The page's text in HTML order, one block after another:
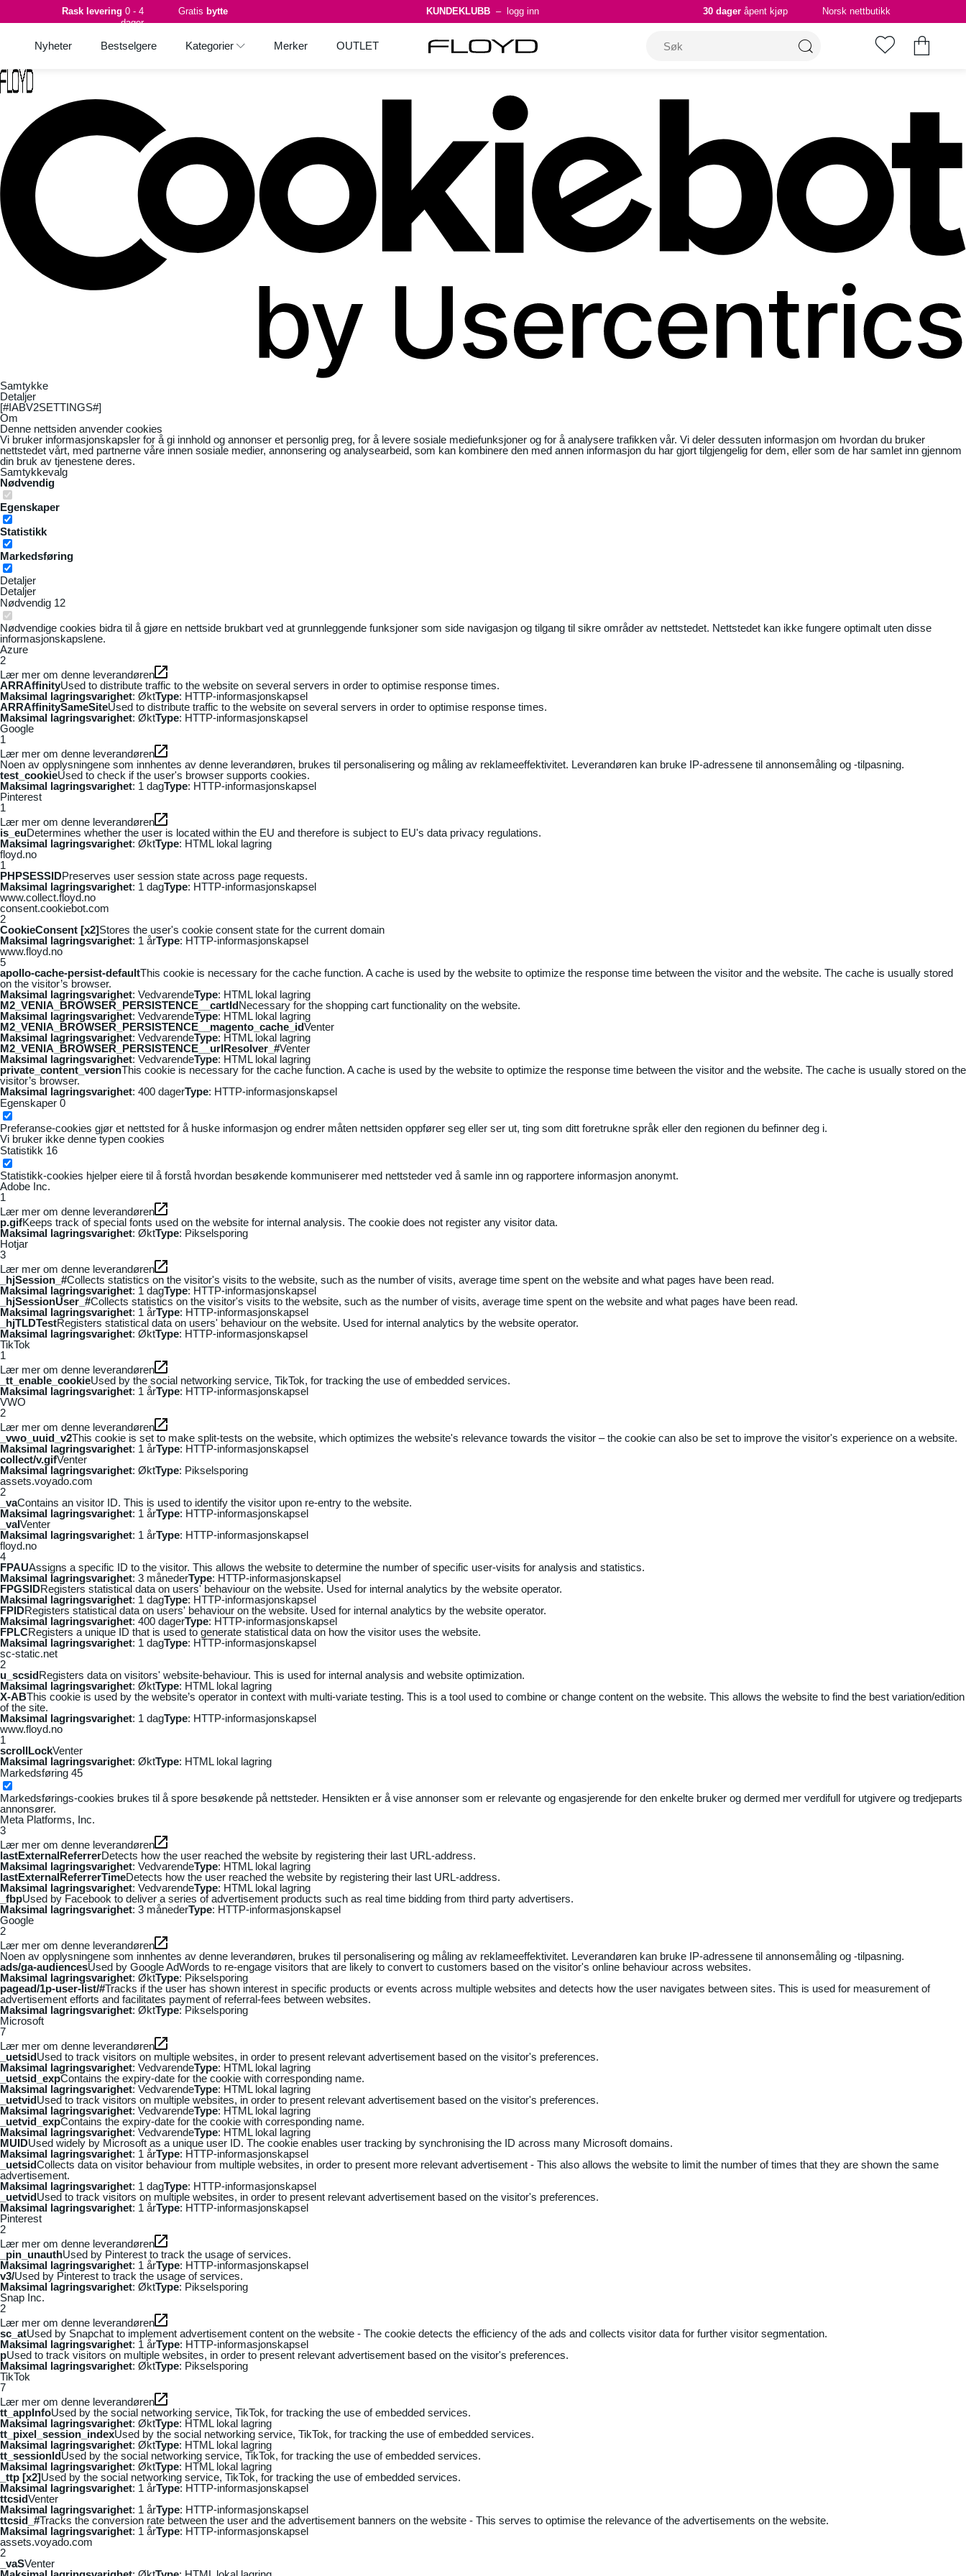
Samtykke
Detaljer
[#IABV2SETTINGS#]
Om
Denne nettsiden anvender cookies
Vi bruker informasjonskapsler for å gi innhold og annonser et personlig preg, for å levere sosiale mediefunksjoner og for å analysere trafikken vår. Vi deler dessuten informasjon om hvordan du bruker
nettstedet vårt, med partnerne våre innen sosiale medier, annonsering og analysearbeid, som kan kombinere den med annen informasjon du har gjort tilgjengelig for dem, eller som de har samlet inn gjennom
din bruk av tjenestene deres.
Samtykkevalg
Nødvendig
Egenskaper
Statistikk
Markedsføring
Detaljer
Detaljer
Nødvendig 12
Nødvendige cookies bidra til å gjøre en nettside brukbart ved at grunnleggende funksjoner som side navigasjon og tilgang til sikre områder av nettstedet. Nettstedet kan ikke fungere optimalt uten disse
informasjonskapslene.
Azure
2
Lær mer om denne leverandøren
ARRAffinityUsed to distribute traffic to the website on several servers in order to optimise response times.
Maksimal lagringsvarighet: ØktType: HTTP-informasjonskapsel
ARRAffinitySameSiteUsed to distribute traffic to the website on several servers in order to optimise response times.
Maksimal lagringsvarighet: ØktType: HTTP-informasjonskapsel
Google
1
Lær mer om denne leverandøren
Noen av opplysningene som innhentes av denne leverandøren, brukes til personalisering og måling av reklameeffektivitet. Leverandøren kan bruke IP-adressene til annonsemåling og -tilpasning.
test_cookieUsed to check if the user's browser supports cookies.
Maksimal lagringsvarighet: 1 dagType: HTTP-informasjonskapsel
Pinterest
1
Lær mer om denne leverandøren
is_euDetermines whether the user is located within the EU and therefore is subject to EU's data privacy regulations.
Maksimal lagringsvarighet: ØktType: HTML lokal lagring
floyd.no
1
PHPSESSIDPreserves user session state across page requests.
Maksimal lagringsvarighet: 1 dagType: HTTP-informasjonskapsel
www.collect.floyd.no
consent.cookiebot.com
2
CookieConsent [x2]Stores the user's cookie consent state for the current domain
Maksimal lagringsvarighet: 1 årType: HTTP-informasjonskapsel
www.floyd.no
5
apollo-cache-persist-defaultThis cookie is necessary for the cache function. A cache is used by the website to optimize the response time between the visitor and the website. The cache is usually stored
on the visitor’s browser.
Maksimal lagringsvarighet: VedvarendeType: HTML lokal lagring
M2_VENIA_BROWSER_PERSISTENCE__cartIdNecessary for the shopping cart functionality on the website.
Maksimal lagringsvarighet: VedvarendeType: HTML lokal lagring
M2_VENIA_BROWSER_PERSISTENCE__magento_cache_idVenter
Maksimal lagringsvarighet: VedvarendeType: HTML lokal lagring
M2_VENIA_BROWSER_PERSISTENCE__urlResolver_#Venter
Maksimal lagringsvarighet: VedvarendeType: HTML lokal lagring
private_content_versionThis cookie is necessary for the cache function. A cache is used by the website to optimize the response time between the visitor and the website. The cache is usually stored on the
visitor’s browser.
Maksimal lagringsvarighet: 400 dagerType: HTTP-informasjonskapsel
Egenskaper 0
Preferanse-cookies gjør et nettsted for å huske informasjon og endrer måten nettsiden oppfører seg eller ser ut, ting som ditt foretrukne språk eller den regionen du befinner deg i.
Vi bruker ikke denne typen cookies
Statistikk 16
Statistikk-cookies hjelper eiere til å forstå hvordan besøkende kommuniserer med nettsteder ved å samle inn og rapportere informasjon anonymt.
Adobe Inc.
1
Lær mer om denne leverandøren
p.gifKeeps track of special fonts used on the website for internal analysis. The cookie does not register any visitor data.
Maksimal lagringsvarighet: ØktType: Pikselsporing
Hotjar
3
Lær mer om denne leverandøren
_hjSession_#Collects statistics on the visitor's visits to the website, such as the number of visits, average time spent on the website and what pages have been read.
Maksimal lagringsvarighet: 1 dagType: HTTP-informasjonskapsel
_hjSessionUser_#Collects statistics on the visitor's visits to the website, such as the number of visits, average time spent on the website and what pages have been read.
Maksimal lagringsvarighet: 1 årType: HTTP-informasjonskapsel
_hjTLDTestRegisters statistical data on users' behaviour on the website. Used for internal analytics by the website operator.
Maksimal lagringsvarighet: ØktType: HTTP-informasjonskapsel
TikTok
1
Lær mer om denne leverandøren
_tt_enable_cookieUsed by the social networking service, TikTok, for tracking the use of embedded services.
Maksimal lagringsvarighet: 1 årType: HTTP-informasjonskapsel
VWO
2
Lær mer om denne leverandøren
_vwo_uuid_v2This cookie is set to make split-tests on the website, which optimizes the website's relevance towards the visitor – the cookie can also be set to improve the visitor's experience on a website.
Maksimal lagringsvarighet: 1 årType: HTTP-informasjonskapsel
collect/v.gifVenter
Maksimal lagringsvarighet: ØktType: Pikselsporing
assets.voyado.com
2
_vaContains an visitor ID. This is used to identify the visitor upon re-entry to the website.
Maksimal lagringsvarighet: 1 årType: HTTP-informasjonskapsel
_vaIVenter
Maksimal lagringsvarighet: 1 årType: HTTP-informasjonskapsel
floyd.no
4
FPAUAssigns a specific ID to the visitor. This allows the website to determine the number of specific user-visits for analysis and statistics.
Maksimal lagringsvarighet: 3 månederType: HTTP-informasjonskapsel
FPGSIDRegisters statistical data on users' behaviour on the website. Used for internal analytics by the website operator.
Maksimal lagringsvarighet: 1 dagType: HTTP-informasjonskapsel
FPIDRegisters statistical data on users' behaviour on the website. Used for internal analytics by the website operator.
Maksimal lagringsvarighet: 400 dagerType: HTTP-informasjonskapsel
FPLCRegisters a unique ID that is used to generate statistical data on how the visitor uses the website.
Maksimal lagringsvarighet: 1 dagType: HTTP-informasjonskapsel
sc-static.net
2
u_scsidRegisters data on visitors' website-behaviour. This is used for internal analysis and website optimization.
Maksimal lagringsvarighet: ØktType: HTML lokal lagring
X-ABThis cookie is used by the website’s operator in context with multi-variate testing. This is a tool used to combine or change content on the website. This allows the website to find the best variation/edition
of the site.
Maksimal lagringsvarighet: 1 dagType: HTTP-informasjonskapsel
www.floyd.no
1
scrollLockVenter
Maksimal lagringsvarighet: ØktType: HTML lokal lagring
Markedsføring 45
Markedsførings-cookies brukes til å spore besøkende på nettsteder. Hensikten er å vise annonser som er relevante og engasjerende for den enkelte bruker og dermed mer verdifull for utgivere og tredjeparts
annonsører.
Meta Platforms, Inc.
3
Lær mer om denne leverandøren
lastExternalReferrerDetects how the user reached the website by registering their last URL-address.
Maksimal lagringsvarighet: VedvarendeType: HTML lokal lagring
lastExternalReferrerTimeDetects how the user reached the website by registering their last URL-address.
Maksimal lagringsvarighet: VedvarendeType: HTML lokal lagring
_fbpUsed by Facebook to deliver a series of advertisement products such as real time bidding from third party advertisers.
Maksimal lagringsvarighet: 3 månederType: HTTP-informasjonskapsel
Google
2
Lær mer om denne leverandøren
Noen av opplysningene som innhentes av denne leverandøren, brukes til personalisering og måling av reklameeffektivitet. Leverandøren kan bruke IP-adressene til annonsemåling og -tilpasning.
ads/ga-audiencesUsed by Google AdWords to re-engage visitors that are likely to convert to customers based on the visitor's online behaviour across websites.
Maksimal lagringsvarighet: ØktType: Pikselsporing
pagead/1p-user-list/#Tracks if the user has shown interest in specific products or events across multiple websites and detects how the user navigates between sites. This is used for measurement of
advertisement efforts and facilitates payment of referral-fees between websites.
Maksimal lagringsvarighet: ØktType: Pikselsporing
Microsoft
7
Lær mer om denne leverandøren
_uetsidUsed to track visitors on multiple websites, in order to present relevant advertisement based on the visitor's preferences.
Maksimal lagringsvarighet: VedvarendeType: HTML lokal lagring
_uetsid_expContains the expiry-date for the cookie with corresponding name.
Maksimal lagringsvarighet: VedvarendeType: HTML lokal lagring
_uetvidUsed to track visitors on multiple websites, in order to present relevant advertisement based on the visitor's preferences.
Maksimal lagringsvarighet: VedvarendeType: HTML lokal lagring
_uetvid_expContains the expiry-date for the cookie with corresponding name.
Maksimal lagringsvarighet: VedvarendeType: HTML lokal lagring
MUIDUsed widely by Microsoft as a unique user ID. The cookie enables user tracking by synchronising the ID across many Microsoft domains.
Maksimal lagringsvarighet: 1 årType: HTTP-informasjonskapsel
_uetsidCollects data on visitor behaviour from multiple websites, in order to present more relevant advertisement - This also allows the website to limit the number of times that they are shown the same
advertisement.
Maksimal lagringsvarighet: 1 dagType: HTTP-informasjonskapsel
_uetvidUsed to track visitors on multiple websites, in order to present relevant advertisement based on the visitor's preferences.
Maksimal lagringsvarighet: 1 årType: HTTP-informasjonskapsel
Pinterest
2
Lær mer om denne leverandøren
_pin_unauthUsed by Pinterest to track the usage of services.
Maksimal lagringsvarighet: 1 årType: HTTP-informasjonskapsel
v3/Used by Pinterest to track the usage of services.
Maksimal lagringsvarighet: ØktType: Pikselsporing
Snap Inc.
2
Lær mer om denne leverandøren
sc_atUsed by Snapchat to implement advertisement content on the website - The cookie detects the efficiency of the ads and collects visitor data for further visitor segmentation.
Maksimal lagringsvarighet: 1 årType: HTTP-informasjonskapsel
pUsed to track visitors on multiple websites, in order to present relevant advertisement based on the visitor's preferences.
Maksimal lagringsvarighet: ØktType: Pikselsporing
TikTok
7
Lær mer om denne leverandøren
tt_appInfoUsed by the social networking service, TikTok, for tracking the use of embedded services.
Maksimal lagringsvarighet: ØktType: HTML lokal lagring
tt_pixel_session_indexUsed by the social networking service, TikTok, for tracking the use of embedded services.
Maksimal lagringsvarighet: ØktType: HTML lokal lagring
tt_sessionIdUsed by the social networking service, TikTok, for tracking the use of embedded services.
Maksimal lagringsvarighet: ØktType: HTML lokal lagring
_ttp [x2]Used by the social networking service, TikTok, for tracking the use of embedded services.
Maksimal lagringsvarighet: 1 årType: HTTP-informasjonskapsel
ttcsidVenter
Maksimal lagringsvarighet: 1 årType: HTTP-informasjonskapsel
ttcsid_#Tracks the conversion rate between the user and the advertisement banners on the website - This serves to optimise the relevance of the advertisements on the website.
Maksimal lagringsvarighet: 1 årType: HTTP-informasjonskapsel
assets.voyado.com
2
_vaSVenter
Rask levering 0 - 4
dager
Gratis bytte KUNDEKLUBB – logg inn 30 dager åpent kjøp Norsk nettbutikk
Nyheter Bestselgere Kategorier Merker OUTLET